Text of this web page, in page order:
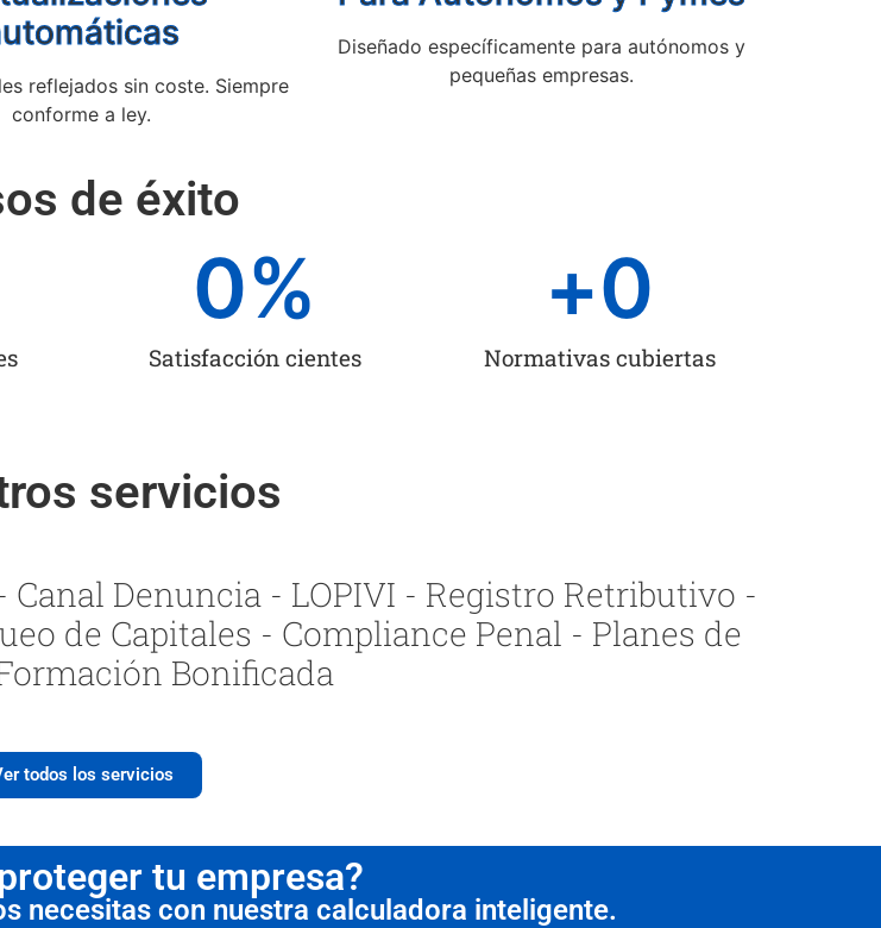
reflejados sin coste. Siempre
conforme a ley.
Diseñado específicamente para autónomos y
pequeñas empresas.
de éxito
Satisfacción cientes
0%
Normativas cubiertas
+0
servicios
Canal Denuncia - LOPIVI - Registro Retributivo -
de Capitales - Compliance Penal - Planes de
Bonificada
todos los servicios
tu empresa?
necesitas con nuestra calculadora inteligente.